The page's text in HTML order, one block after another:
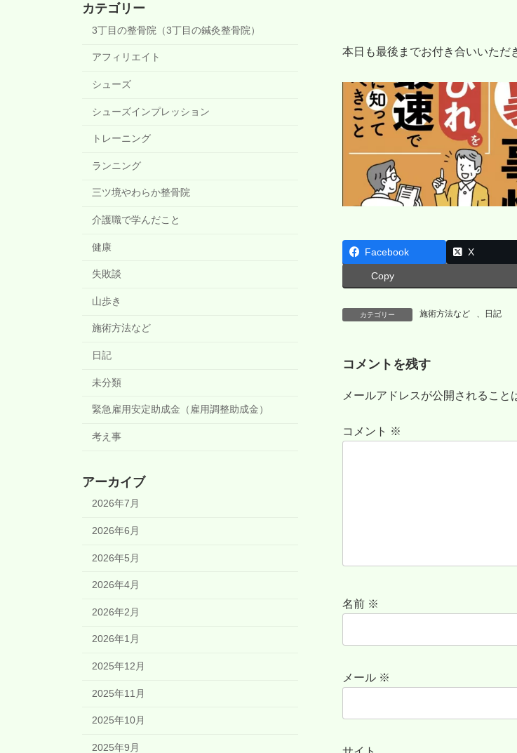
本日も最後までお付き合いいただ
Facebook X
Copy
カテゴリー 施術方法など 日記
コメントを残す
メールアドレスが公開されること
コメント ※
名前 ※
メール ※
カテゴリー
3丁目の整骨院（3丁目の鍼灸整骨院）
アフィリエイト
シューズ
シューズインプレッション
トレーニング
ランニング
三ツ境やわらか整骨院
介護職で学んだこと
健康
失敗談
山歩き
施術方法など
日記
未分類
緊急雇用安定助成金（雇用調整助成金）
考え事
アーカイブ
2026年7月
2026年6月
2026年5月
2026年4月
2026年2月
2026年1月
2025年12月
2025年11月
2025年10月
2025年9月